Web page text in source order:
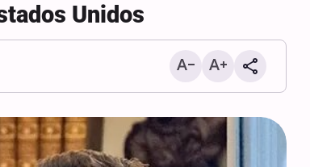
Unidos
Los seguidores de la escuela del
Imam Huséin (P) jamás se rinden
ante los opresores: Sheij